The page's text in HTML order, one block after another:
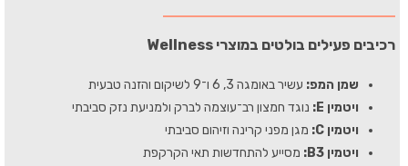
רכיבים פעילים בולטים במוצרי Wellness
שמן המפ: עשיר באומגה 3, 6 ו־9 לשיקום והזנה טבעית
ויטמין E:
נוגד חמצון רב־עוצמה לברק ולמניעת נזק סביבתי
ויטמין C:
מגן מפני קרינה וזיהום סביבתי
ויטמין B3:
מסייע להתחדשות תאי הקרקפת